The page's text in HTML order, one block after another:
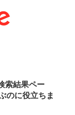
索結果ペー
のに役立ちま